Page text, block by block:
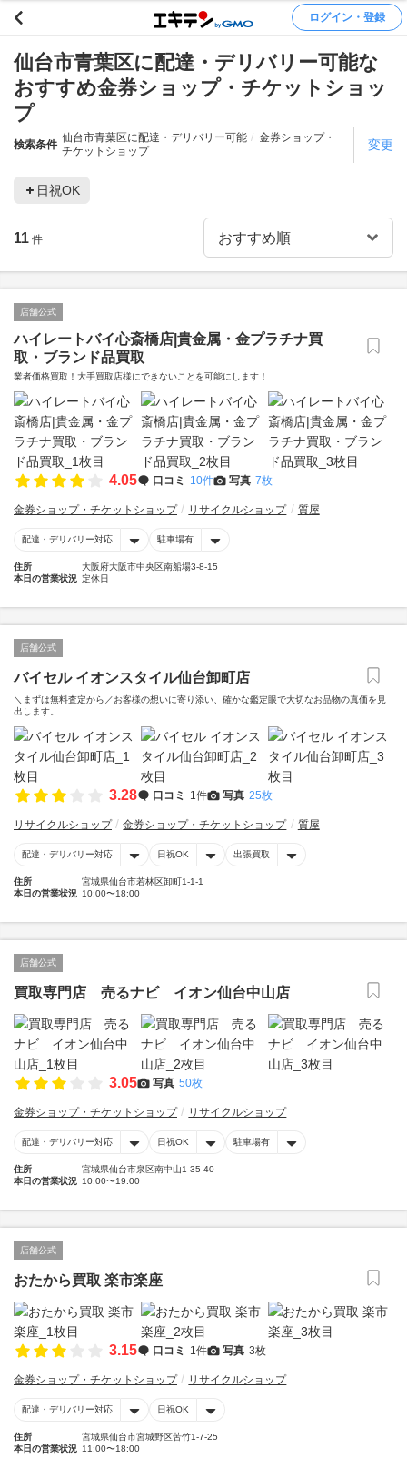
ログイン・登録
仙台市青葉区に配達・デリバリー可能な
おすすめ金券ショップ・チケットショッ
プ
検索条件
仙台市青葉区に配達・デリバリー可能
金券ショップ・
チケットショップ
変更
日祝OK
11 件
店舗公式
ハイレートバイ心斎橋店|貴金属・金プラチナ買
取・ブランド品買取
業者価格買取！大手買取店様にできないことを可能にします！
4.05 口コミ 10件 写真 7枚
金券ショップ・チケットショップ リサイクルショップ 質屋
配達・デリバリー対応 駐車場有
住所
大阪府大阪市中央区南船場3-8-15
本日の営業状況 定休日
店舗公式
バイセル イオンスタイル仙台卸町店
＼まずは無料査定から／お客様の想いに寄り添い、確かな鑑定眼で大切なお品物の真価を見
出します。
3.28 口コミ 1件 写真 25枚
リサイクルショップ 金券ショップ・チケットショップ 質屋
配達・デリバリー対応 日祝OK 出張買取
住所
宮城県仙台市若林区卸町1-1-1
本日の営業状況 10:00〜18:00
店舗公式
買取専門店 売るナビ イオン仙台中山店
3.05 写真 50枚
金券ショップ・チケットショップ リサイクルショップ
配達・デリバリー対応 日祝OK 駐車場有
住所
宮城県仙台市泉区南中山1-35-40
本日の営業状況 10:00〜19:00
店舗公式
おたから買取 楽市楽座
3.15 口コミ 1件 写真 3枚
金券ショップ・チケットショップ リサイクルショップ
配達・デリバリー対応 日祝OK
住所
宮城県仙台市宮城野区苦竹1-7-25
本日の営業状況 11:00〜18:00